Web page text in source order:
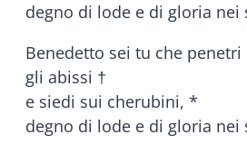
degno di lode e di gloria nei
Benedetto sei tu che
gli abissi †
e siedi sui cherubini, *
degno di lode e di gloria nei